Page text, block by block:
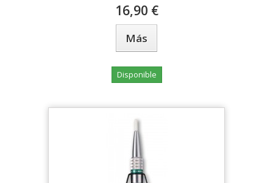
16,90 €
Más
Disponible